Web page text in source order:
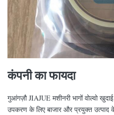
कंपनी का फायदा
गुआंगज़ौ JIAJUE मशीनरी भागों वोल्वो
उपकरण के लिए बाजार और प्रयुक्त उत्पाद